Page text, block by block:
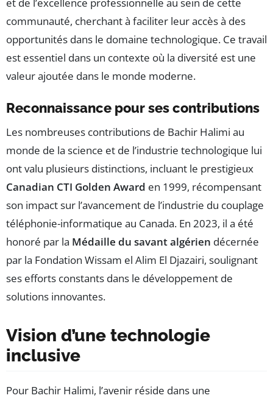
communauté, cherchant à faciliter leur accès à des
opportunités dans le domaine technologique. Ce travail
est essentiel dans un contexte où la diversité est une
valeur ajoutée dans le monde moderne.
Reconnaissance pour ses contributions
Les nombreuses contributions de Bachir Halimi au
monde de la science et de l’industrie technologique lui
ont valu plusieurs distinctions, incluant le prestigieux
Canadian CTI Golden Award en 1999, récompensant
son impact sur l’avancement de l’industrie du couplage
téléphonie-informatique au Canada. En 2023, il a été
honoré par la Médaille du savant algérien décernée
par la Fondation Wissam el Alim El Djazairi, soulignant
ses efforts constants dans le développement de
solutions innovantes.
Vision d’une technologie
inclusive
Pour Bachir Halimi, l’avenir réside dans une